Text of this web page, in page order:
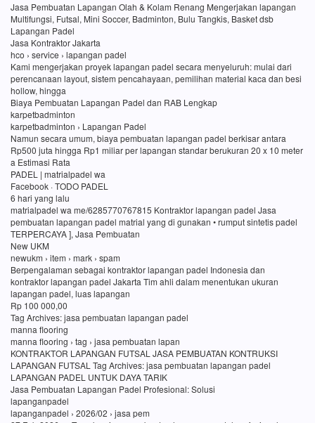
Jasa Pembuatan Lapangan Olah & Kolam Renang Mengerjakan lapangan
Multifungsi, Futsal, Mini Soccer, Badminton, Bulu Tangkis, Basket dsb
Lapangan Padel
Jasa Kontraktor Jakarta
hco › service › lapangan padel
Kami mengerjakan proyek lapangan padel secara menyeluruh: mulai dari
perencanaan layout, sistem pencahayaan, pemilihan material kaca dan besi
hollow, hingga
Biaya Pembuatan Lapangan Padel dan RAB Lengkap
karpetbadminton
karpetbadminton › Lapangan Padel
Namun secara umum, biaya pembuatan lapangan padel berkisar antara
Rp500 juta hingga Rp1 miliar per lapangan standar berukuran 20 x 10 meter
a Estimasi Rata
PADEL | matrialpadel wa
Facebook · TODO PADEL
6 hari yang lalu
matrialpadel wa me/6285770767815 Kontraktor lapangan padel Jasa
pembuatan lapangan padel matrial yang di gunakan • rumput sintetis padel
TERPERCAYA ], Jasa Pembuatan
New UKM
newukm › item › mark › spam
Berpengalaman sebagai kontraktor lapangan padel Indonesia dan
kontraktor lapangan padel Jakarta Tim ahli dalam menentukan ukuran
lapangan padel, luas lapangan
Rp 100 000,00
Tag Archives: jasa pembuatan lapangan padel
manna flooring
manna flooring › tag › jasa pembuatan lapan
KONTRAKTOR LAPANGAN FUTSAL JASA PEMBUATAN KONTRUKSI
LAPANGAN FUTSAL Tag Archives: jasa pembuatan lapangan padel
LAPANGAN PADEL UNTUK DAYA TARIK
Jasa Pembuatan Lapangan Padel Profesional: Solusi
lapanganpadel
lapanganpadel › 2026/02 › jasa pem